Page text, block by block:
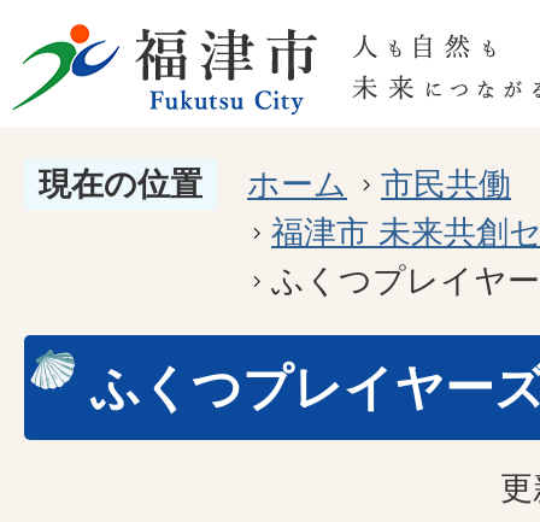
現在の位置 ホーム
市民共働
福津市 未来共創
ふくつプレイヤ
ふくつプレイヤー